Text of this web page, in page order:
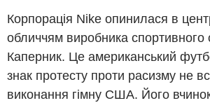
Корпорація Nike опинилася в
обличчям виробника спортивного
Каперник. Це американський
знак протесту проти расизму не
виконання гімну США. Його